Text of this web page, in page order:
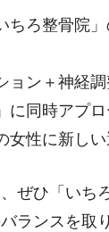
ちろ整骨院
ョン＋神経
同時アプ
女性に新し
ぜひ「いち
ランスを取